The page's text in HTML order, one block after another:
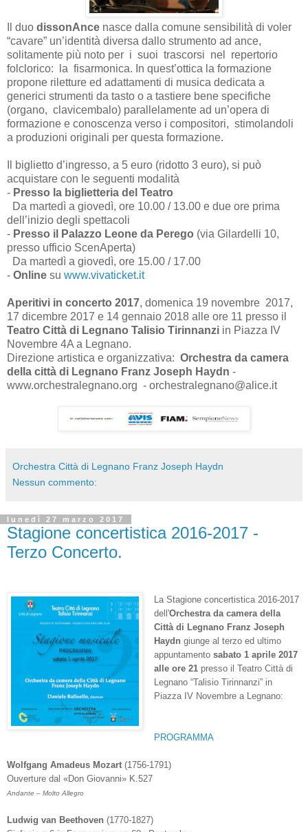
Il duo dissonAnce nasce dalla comune sensibilità di voler
“cavare” un’identità diversa dallo strumento ad ance,
solitamente più noto per i suoi trascorsi nel repertorio
folclorico: la fisarmonica. In quest’ottica la formazione
propone riletture ed adattamenti di musica dedicata a
generici strumenti da tasto o a tastiere bene specifiche
(organo, clavicembalo) parallelamente ad un’opera di
formazione e conoscenza verso i compositori, stimolandoli
a produzioni originali per questa formazione.
Il biglietto d’ingresso, a 5 euro (ridotto 3 euro), si può
acquistare con le seguenti modalità
- Presso la biglietteria del Teatro
Da martedì a giovedì, ore 10.00 / 13.00 e due ore prima
dell’inizio degli spettacoli
- Presso il Palazzo Leone da Perego (via Gilardelli 10,
presso ufficio ScenAperta)
Da martedì a giovedì, ore 15.00 / 17.00
- Online su www.vivaticket.it
Aperitivi in concerto 2017, domenica 19 novembre 2017,
17 dicembre 2017 e 14 gennaio 2018 alle ore 11 presso il
Teatro Città di Legnano Talisio Tirinnanzi in Piazza IV
Novembre 4A a Legnano.
Direzione artistica e organizzativa: Orchestra da camera
della città di Legnano Franz Joseph Haydn -
www.orchestralegnano.org - orchestralegnano@alice.it
Orchestra Città di Legnano Franz Joseph Haydn
Nessun commento:
lunedì 27 marzo 2017
Stagione concertistica 2016-2017 -
Terzo Concerto.
La Stagione concertistica 2016-2017
dell'Orchestra da camera della
Città di Legnano Franz Joseph
Haydn giunge al terzo ed ultimo
appuntamento sabato 1 aprile 2017
alle ore 21presso il Teatro Città di
Legnano “Talisio Tirinnanzi” in
Piazza IV Novembre a Legnano:
PROGRAMMA
Wolfgang Amadeus Mozart (1756-1791)
Ouverture dal «Don Giovanni» K.527
Andante – Molto Allegro
Ludwig van Beethoven (1770-1827)